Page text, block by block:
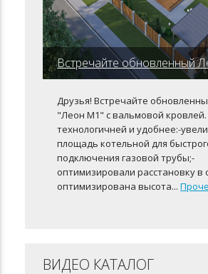
Встречайте обновленный
Друзья! Встречайте
"Леон М1" с вальмовой кровлей.
технологичней и удобнее:-
площадь котельной для
подключения газовой трубы;-
оптимизировали расстановку в
оптимизирована высота...
ВИДЕО КАТАЛОГ